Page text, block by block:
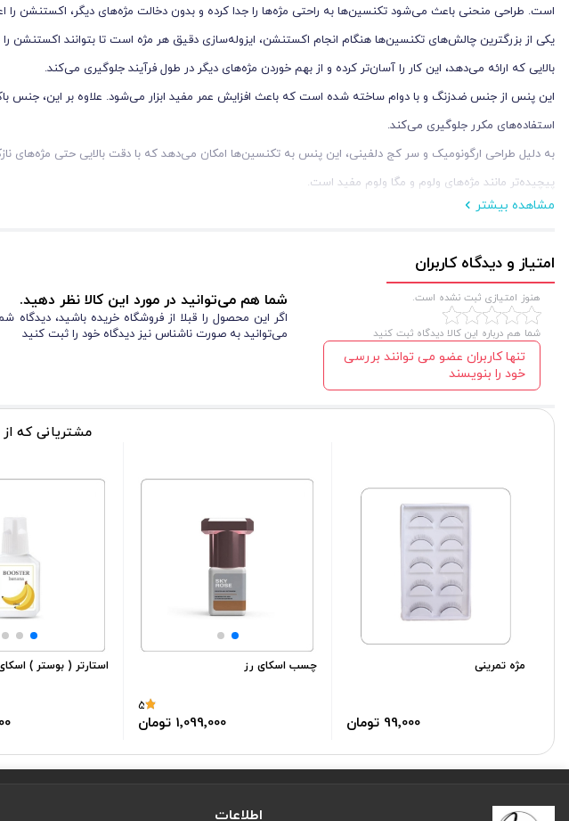
است. طراحی منحنی باعث می‌شود تکنسین‌ها به راحتی مژه‌ها را جدا کرده و بدون دخالت مژه‌های دیگر، اکستنشن را
یکی از بزرگترین چالش‌های تکنسین‌ها هنگام انجام اکستنشن، ایزوله‌سازی دقیق هر مژه است تا بتوانند
بالایی که ارائه می‌دهد، این کار را آسان‌تر کرده و از بهم خوردن مژه‌های دیگر در طول فرآیند جلوگیری می‌کند.
این پنس از جنس ضدزنگ و با دوام ساخته شده است که باعث افزایش عمر مفید ابزار می‌شود. علاوه بر این، جنس
استفاده‌های مکرر جلوگیری می‌کند.
به دلیل طراحی ارگونومیک و سر کج دلفینی، این پنس به تکنسین‌ها امکان می‌دهد که با دقت بالایی حتی مژه‌های
پیچیده‌تر مانند مژه‌های ولوم و مگا ولوم مفید است.
مشاهده بیشتر
امتیاز و دیدگاه کاربران
هنوز امتیازی ثبت نشده است.
شما هم درباره این کالا دیدگاه ثبت کنید
تنها کاربران عضو می توانند بررسی
خود را بنویسند
شما هم می‌توانید در مورد این کالا نظر دهید.
اگر این محصول را قبلا از فروشگاه خریده باشید،
می‌توانید به صورت ناشناس نیز دیدگاه خود را ثبت کنید
مشتریانی که از
مژه تمرینی
99٬000 تومان
چسب اسکای رز
5
1٬099٬000 تومان
استارتر ( بوستر )
اطلاعات